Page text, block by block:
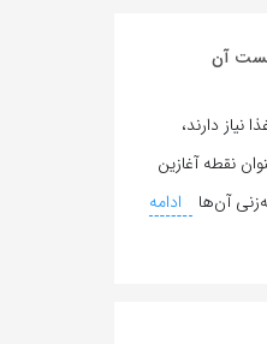
آن
دارند،
نقطه آغازین
آن‌ها
ادامه